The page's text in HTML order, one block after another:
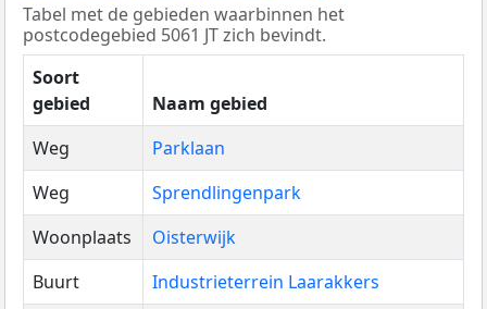
Tabel met de gebieden waarbinnen het
postcodegebied 5061 JT zich bevindt.
Soort
gebied
Naam gebied
Weg
Parklaan
Weg
Sprendlingenpark
Woonplaats
Oisterwijk
Buurt
Industrieterrein Laarakkers